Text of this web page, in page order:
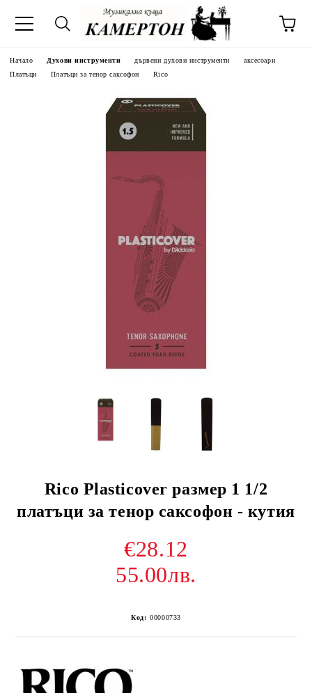
Начало Духови инструменти дървени духови инструменти
аксесоари
Платъци
Платъци за тенор саксофон Rico
Rico Plasticover размер 1 1/2
платъци за тенор саксофон - кутия
€28.12
55.00лв.
Код: 00000733